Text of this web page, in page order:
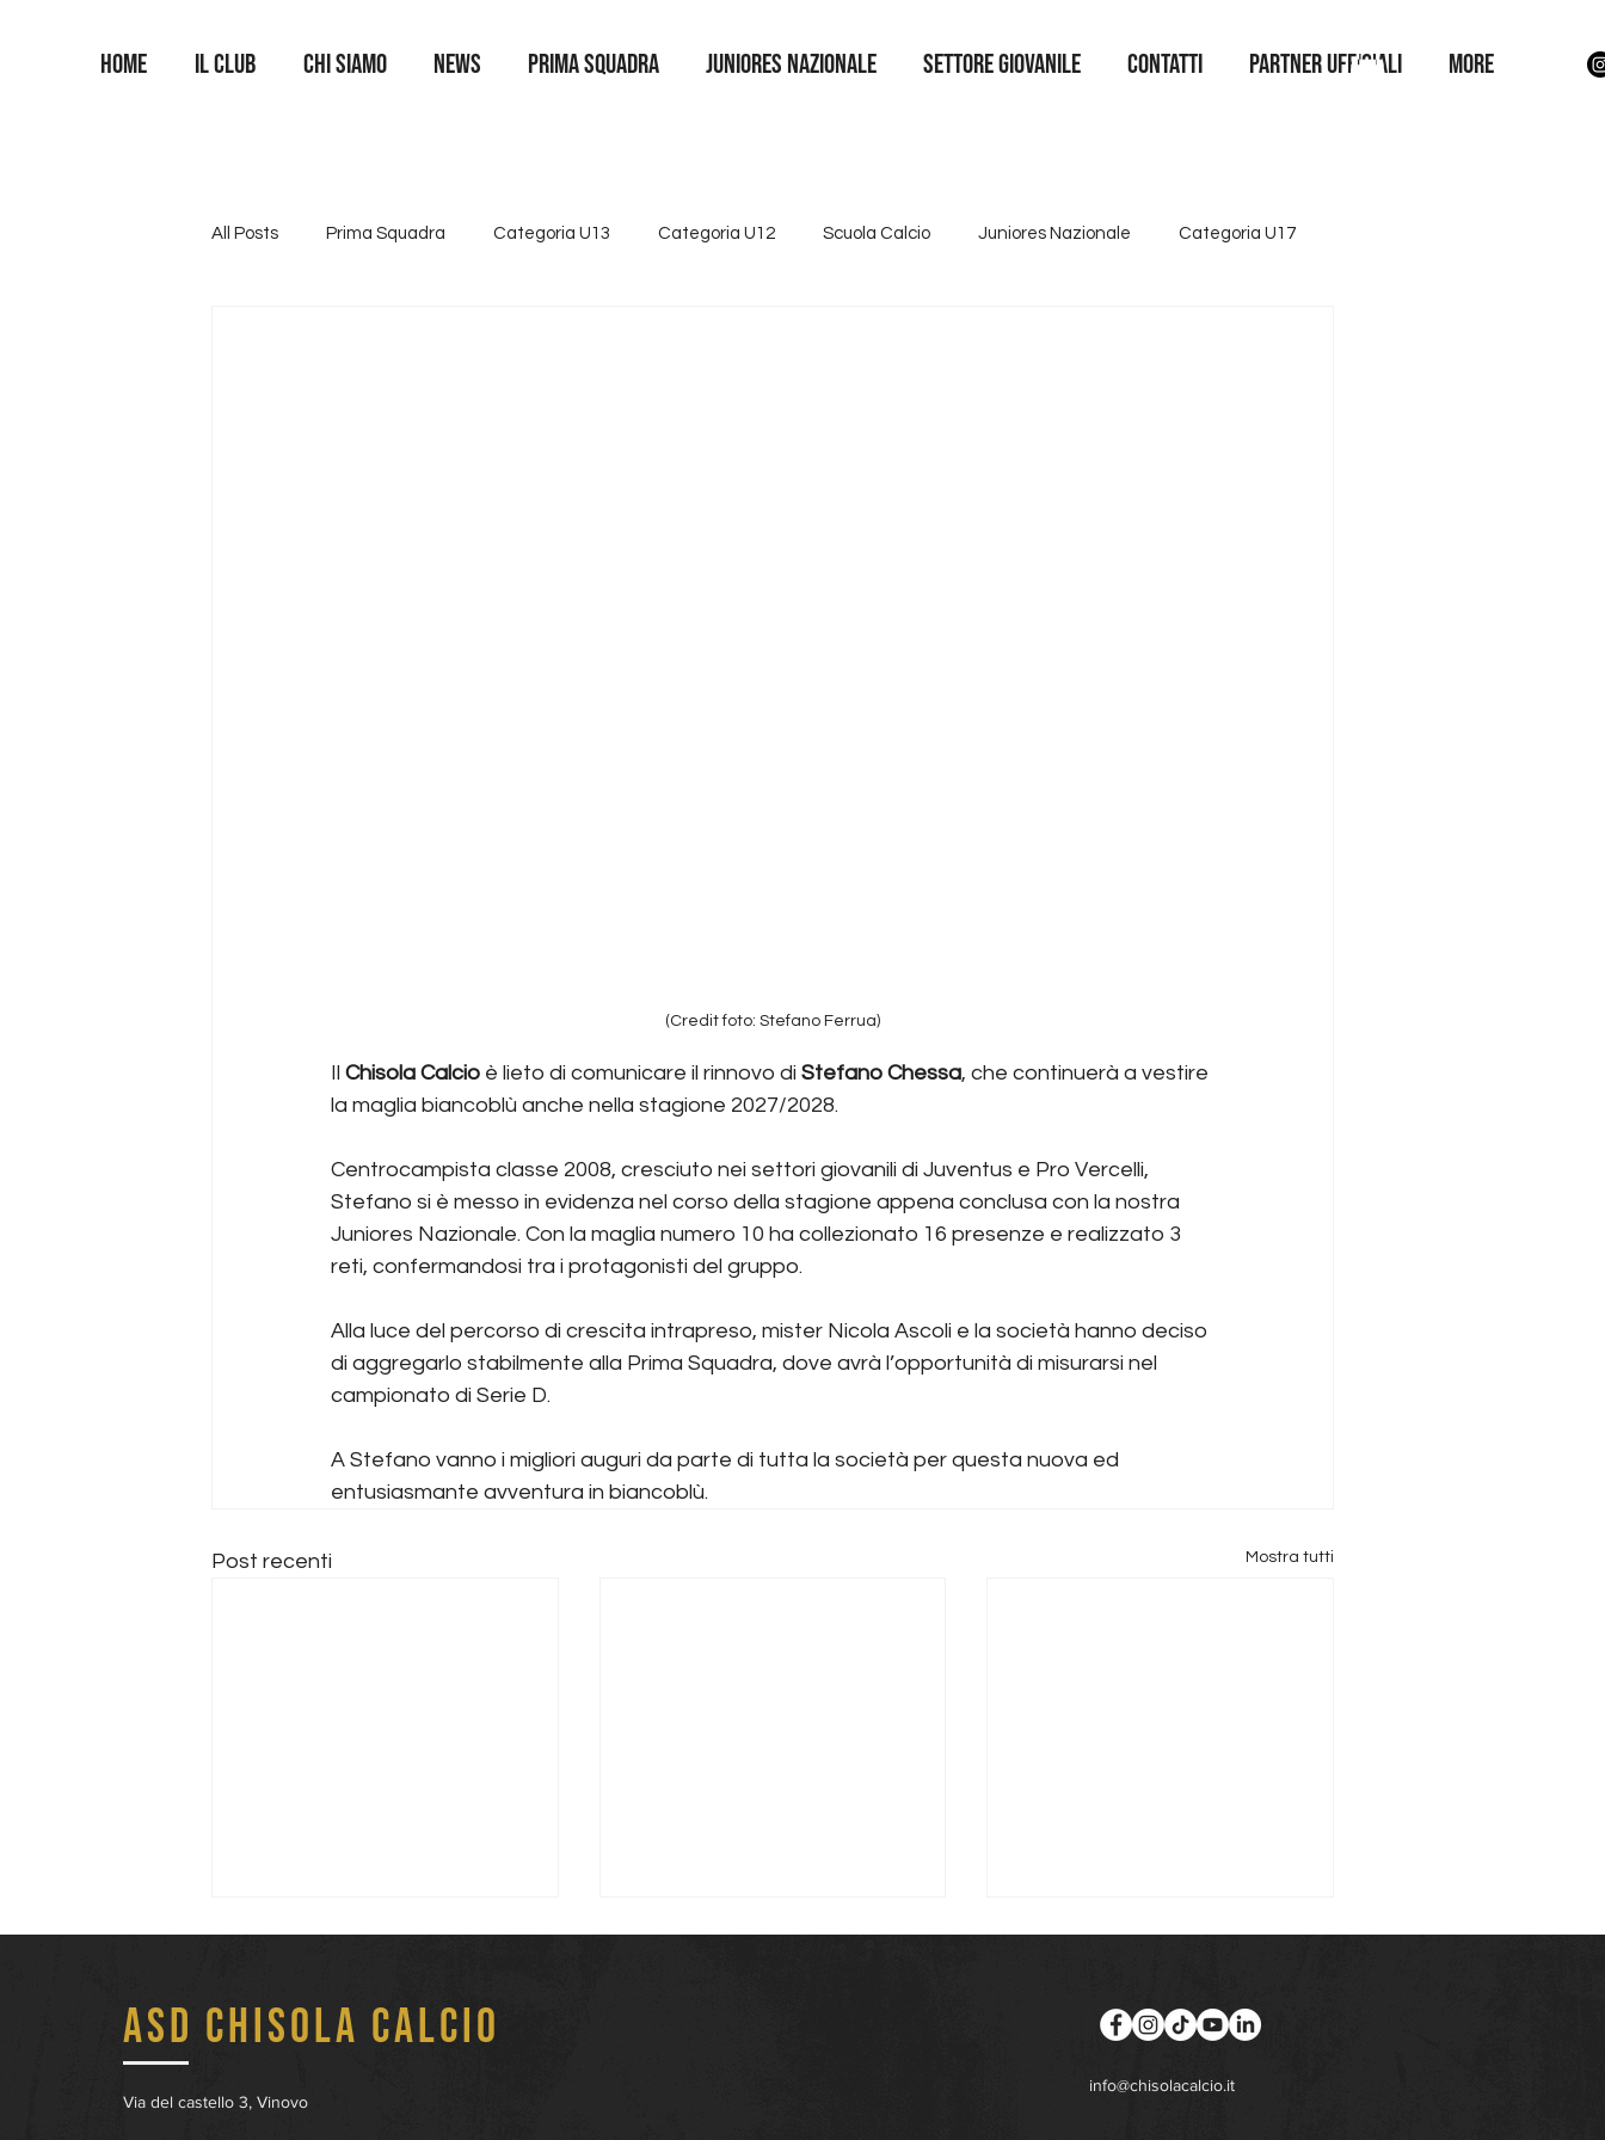
Home Il Club Chi siamo News Prima squadra juniores nazionale SETTORE GIOVANILE Contatti Partner Ufficiali More
All Posts Prima Squadra Categoria U13 Categoria U12 Scuola Calcio Juniores Nazionale Categoria U17
(Credit foto: Stefano Ferrua)
Il Chisola Calcio è lieto di comunicare il rinnovo di Stefano Chessa, che continuerà a vestire
la maglia biancoblù anche nella stagione 2027/2028.
Centrocampista classe 2008, cresciuto nei settori giovanili di Juventus e Pro Vercelli,
Stefano si è messo in evidenza nel corso della stagione appena conclusa con la nostra
Juniores Nazionale. Con la maglia numero 10 ha collezionato 16 presenze e realizzato 3
reti, confermandosi tra i protagonisti del gruppo.
Alla luce del percorso di crescita intrapreso, mister Nicola Ascoli e la società hanno deciso
di aggregarlo stabilmente alla Prima Squadra, dove avrà l’opportunità di misurarsi nel
campionato di Serie D.
A Stefano vanno i migliori auguri da parte di tutta la società per questa nuova ed
entusiasmante avventura in biancoblù.
Post recenti Mostra tutti
ASD Chisola Calcio
Via del castello 3, Vinovo
info@chisolacalcio.it